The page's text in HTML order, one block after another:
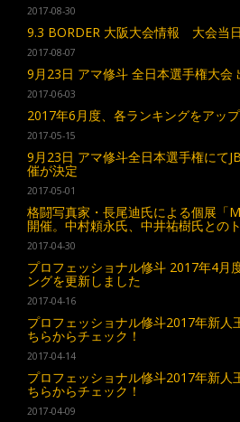
2017-08-30
9.3 BORDER 大阪大会情報 大会当
2017-08-07
9月23日 アマ修斗 全日本選手権大会
2017-06-03
2017年6月度、各ランキングをアップ
2017-05-15
9月23日 アマ修斗全日本選手権にて
催が決定
2017-05-01
格闘写真家・長尾迪氏による個展「
開催。中村頼永氏、中井祐樹氏との
2017-04-30
プロフェッショナル修斗 2017年4月
ングを更新しました
2017-04-16
プロフェッショナル修斗2017年新人
ちらからチェック！
2017-04-14
プロフェッショナル修斗2017年新人
ちらからチェック！
2017-04-09